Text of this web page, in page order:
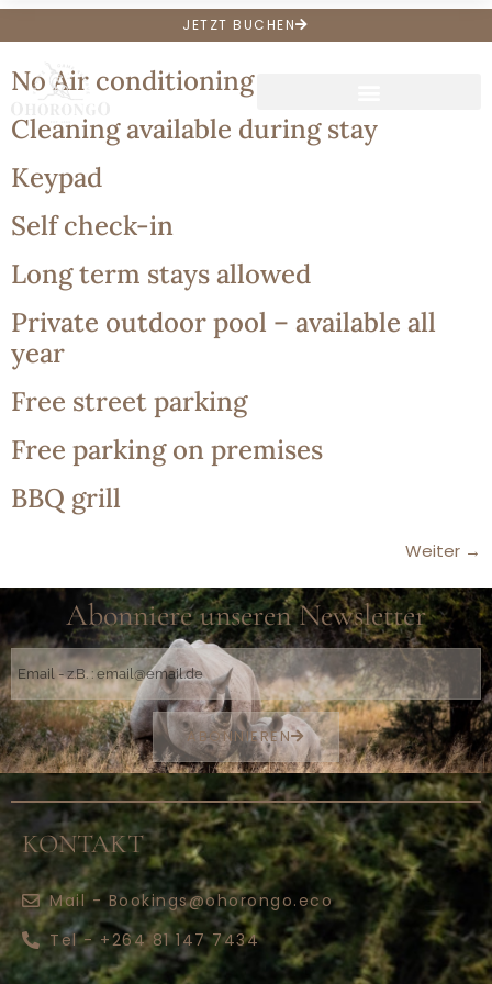
JETZT BUCHEN
Amenities
No Air conditioning
Cleaning available during stay
Keypad
Self check-in
Long term stays allowed
Private outdoor pool – available all
year
Free street parking
Free parking on premises
BBQ grill
Weiter →
Abonniere unseren Newsletter
ABONNIEREN
KONTAKT
Mail - Bookings@ohorongo.eco
Tel - +264 81 147 7434